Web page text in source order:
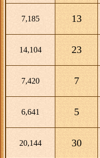
13
7,185
23
14,104
7
7,420
5
6,641
30
20,144